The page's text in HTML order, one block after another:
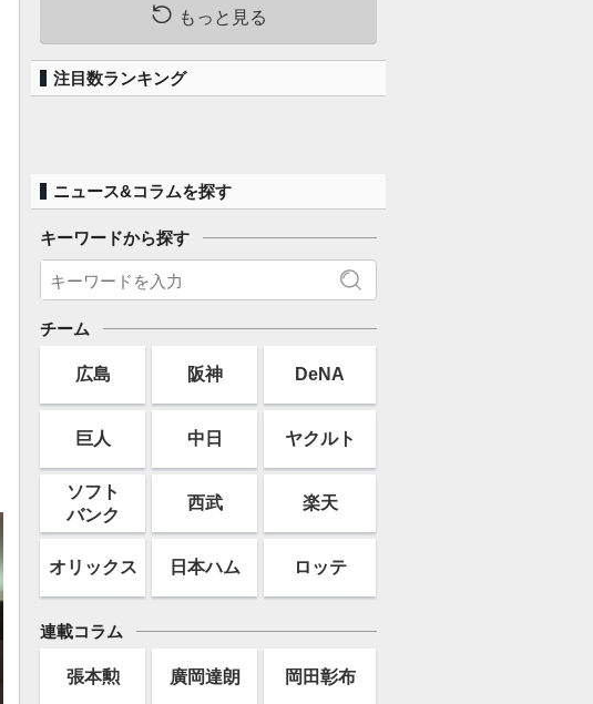
もっと見る
注目数ランキング
ニュース&コラムを探す
キーワードから探す
チーム
広島 阪神 DeNA
巨人 中日 ヤクルト
ソフト
バンク
西武 楽天
オリックス 日本ハム ロッテ
連載コラム
張本勲 廣岡達朗 岡田彰布